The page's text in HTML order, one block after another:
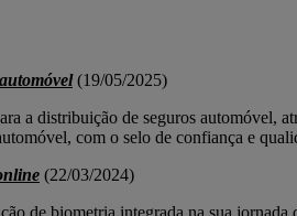
(19/05/2025)
a distribuição de seguros automóvel,
com o selo de confiança e
(22/03/2024)